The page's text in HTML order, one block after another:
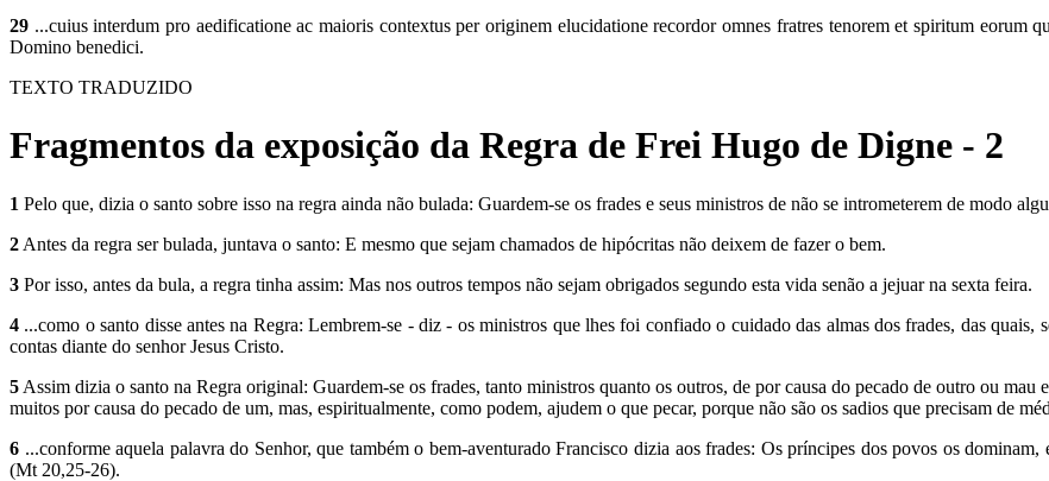
29 ...cuius interdum pro aedificatione ac maioris contextus per originem elucidatione recordor omnes fratres tenorem et spiritum eorum
Domino benedici.
TEXTO TRADUZIDO
Fragmentos da exposição da Regra de Frei Hugo de Digne - 2
1 Pelo que, dizia o santo sobre isso na regra ainda não bulada: Guardem-se os frades e seus ministros de não se intrometerem de modo
2 Antes da regra ser bulada, juntava o santo: E mesmo que sejam chamados de hipócritas não deixem de fazer o bem.
3 Por isso, antes da bula, a regra tinha assim: Mas nos outros tempos não sejam obrigados segundo esta vida senão a jejuar na sexta feira.
4 ...como o santo disse antes na Regra: Lembrem-se - diz - os ministros que lhes foi confiado o cuidado das almas dos frades, das quais,
contas diante do senhor Jesus Cristo.
5 Assim dizia o santo na Regra original: Guardem-se os frades, tanto ministros quanto os outros, de por causa do pecado de outro ou
muitos por causa do pecado de um, mas, espiritualmente, como podem, ajudem o que pecar, porque não são os sadios que precisam de
6 ...conforme aquela palavra do Senhor, que também o bem-aventurado Francisco dizia aos frades: Os príncipes dos povos os
(Mt 20,25-26).